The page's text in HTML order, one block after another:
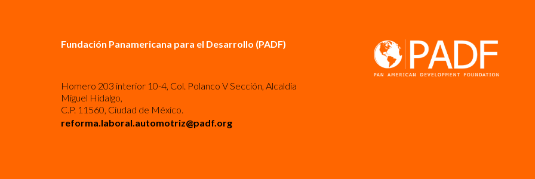
Fundación Panamericana para el Desarrollo (PADF)
Homero 203 interior 10-4, Col. Polanco V Sección, Alcaldía
Miguel Hidalgo,
C.P. 11560, Ciudad de México.
reforma.laboral.automotriz@padf.org